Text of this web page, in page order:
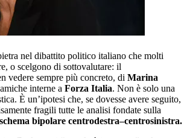
nel dibattito politico italiano che molti
o scelgono di sottovalutare: il
vedere sempre più concreto, di Marina
interne a Forza Italia. Non è solo una
È un’ipotesi che, se dovesse avere seguito,
fragili tutte le analisi fondate sulla
schema bipolare centrodestra–centrosinistra.